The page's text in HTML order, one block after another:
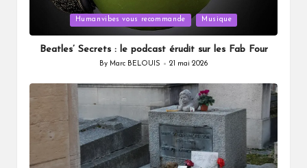
in
Humanvibes vous recommande Musique
Beatles’ Secrets : le podcast érudit sur les Fab Four
Posted
By Marc BELOUIS 21 mai 2026